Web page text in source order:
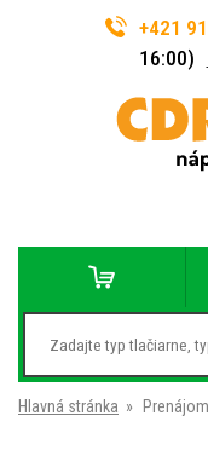
+421
16:00)
Hlavná stránka »